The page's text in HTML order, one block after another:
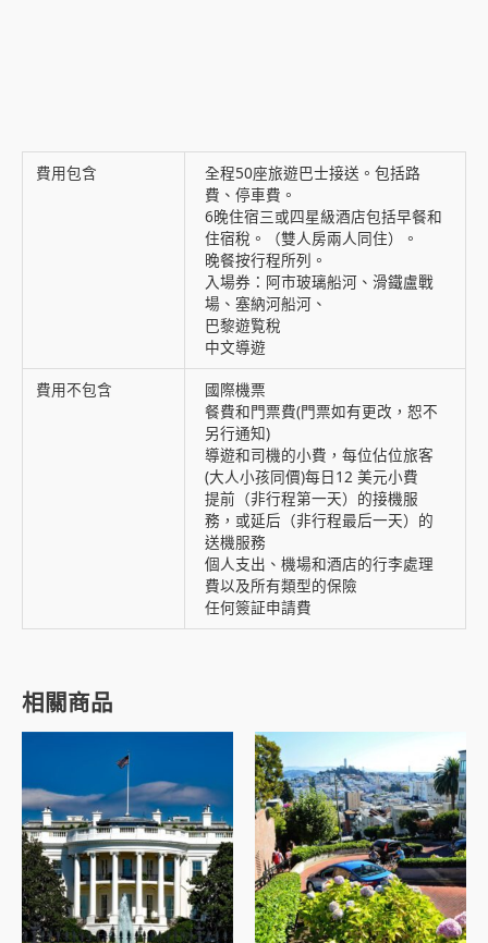
費用包含
全程50座旅遊巴士接送。包括路
費、停車費。
6晚住宿三或四星級酒店包括早餐和
住宿稅。（雙人房兩人同住）。
晚餐按行程所列。
入場券：阿市玻璃船河、滑鐵盧戰
場、塞納河船河、
巴黎遊覧稅
中文導遊
費用不包含
國際機票
餐費和門票費(門票如有更改，恕不
另行通知)
導遊和司機的小費，每位佔位旅客
(大人小孩同價)每日12 美元小費
提前（非行程第一天）的接機服
務，或延后（非行程最后一天）的
送機服務
個人支出、機場和酒店的行李處理
費以及所有類型的保險
任何簽証申請費
相關商品